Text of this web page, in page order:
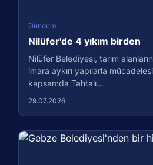
Gündem
Nilüfer'de 4 yıkım birden
Nilüfer Belediyesi, tarım
imara aykırı yapılarla
kapsamda Tahtalı...
29.07.2026